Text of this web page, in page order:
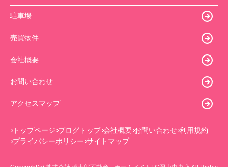
駐車場
売買物件
会社概要
お問い合わせ
アクセスマップ
トップページ ブログトップ 会社概要 お問い合わせ 利用規約
プライバシーポリシー サイトマップ